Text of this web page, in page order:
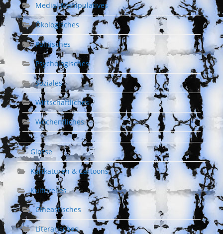
Medial-Manipulatives
Ökologisches
Politisches
Psychologisches
Soziales
Wirtschaftliches
Wöchentliches
Glosse
Karikaturen & Cartoons
Kulturelles
Cineastisches
Literarisches